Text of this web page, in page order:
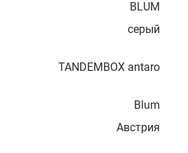
BLUM
серый
TANDEMBOX antaro
Blum
Австрия